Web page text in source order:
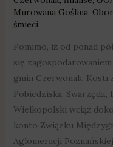
Murowana Goślina,
śmieci
Pomimo, iż od ponad
się
gmin Czerwonak,
Pobiedziska, Swarzędz,
Wielkopolski wciąż
konto Związku
Aglomeracji